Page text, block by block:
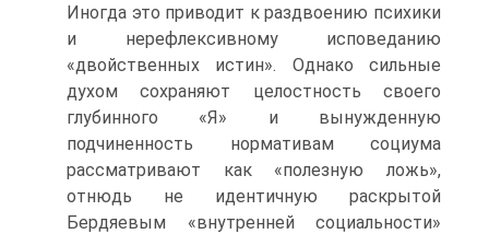
Иногда это приводит к раздвоению психики
и нерефлексивному исповеданию
«двойственных истин». Однако сильные
духом сохраняют целостность своего
глубинного «Я» и вынужденную
подчиненность нормативам социума
рассматривают как «полезную ложь»,
отнюдь не идентичную раскрытой
Бердяевым «внутренней социальности»